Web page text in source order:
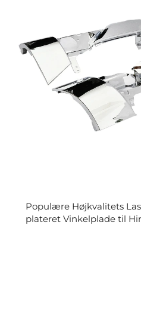
Populære Højkvalitets
plateret Vinkelplade til